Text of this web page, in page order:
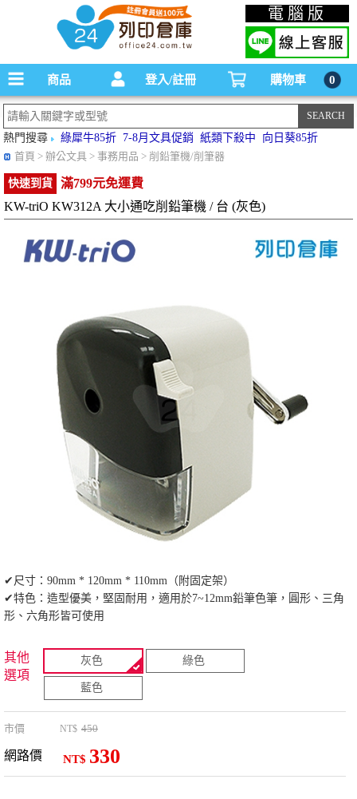
碳粉匣，墨水匣,原廠碳粉匣，副廠碳粉匣，環保碳粉匣,連續供墨印表機-office24列印
倉庫線上購物手機版
電腦版
商品 登入/註冊 購物車 0
熱門搜尋 綠犀牛85折 7-8月文具促銷 紙類下殺中
向日葵85折
首頁 > 辦公文具 > 事務用品 > 削鉛筆機/削筆器
快速到貨
滿799元免運費
KW-triO KW312A 大小通吃削鉛筆機 / 台 (灰色)
✔尺寸：90mm * 120mm * 110mm（附固定架）
✔特色：造型優美，堅固耐用，適用於7~12mm鉛筆色筆，圓形、三角
形、六角形皆可使用
其他
選項
灰色 綠色
藍色
市價 NT$ 450
網路價 NT$ 330